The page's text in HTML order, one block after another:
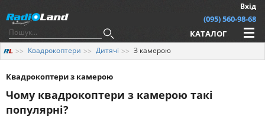
Вхід
(095) 560-98-68
КАТАЛОГ
Квадрокоптери Дитячі З камерою
Квадрокоптери з камерою
Чому квадрокоптери з камерою такі
популярні?